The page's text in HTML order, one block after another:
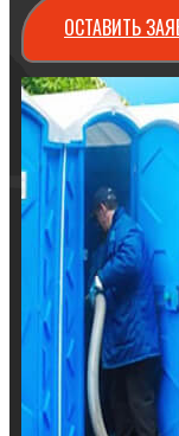
ОСТАВИТЬ